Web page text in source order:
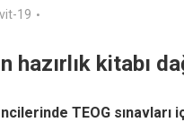
19 •
kitabı
TEOG sınavları